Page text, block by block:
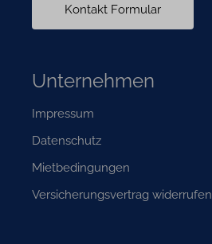
Kontakt Formular
Unternehmen
Navigation
Impressum
Datenschutz
Mietbedingungen
Versicherungsvertrag widerrufen